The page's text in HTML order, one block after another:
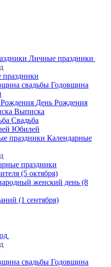
Личные праздники
Годовщина
День Рождения
Выписка
Свадьба
Юбилей
Календарные
праздники
(5 октября)
женский день (8
(1 сентября)
Годовщина